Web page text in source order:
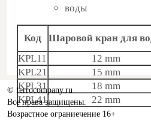
воды
Код Шаровой кран для
KPL11
12 mm
KPL21
15 mm
KPL31
18 mm
KPL41
22 mm
© ferrocompany.ru
Все права защищены.
Возрастное ограниечение 16+